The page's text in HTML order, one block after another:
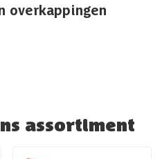
overkappingen
assortiment